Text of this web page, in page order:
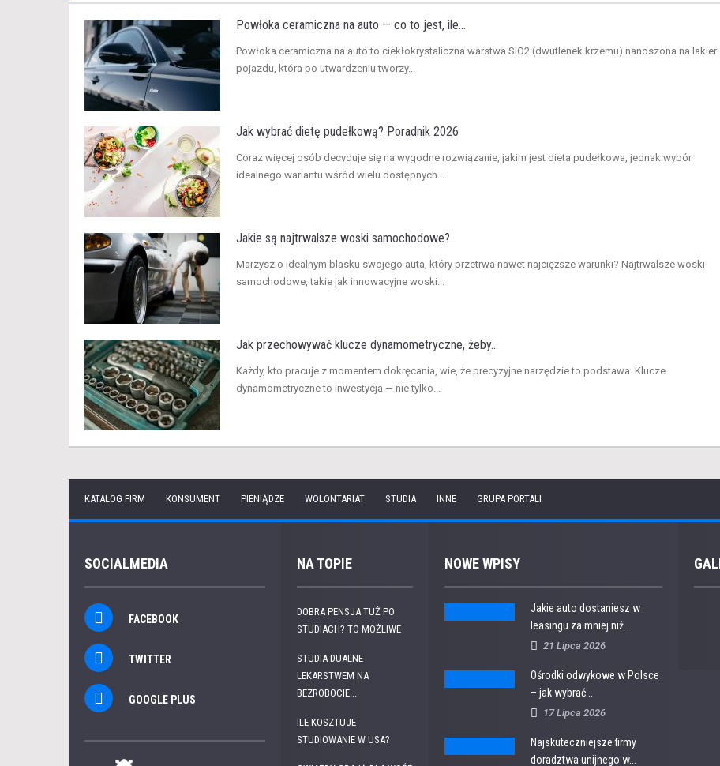
Powłoka ceramiczna na auto — co to jest, ile...
​Powłoka ceramiczna na auto to ciekłokrystaliczna warstwa SiO2 (dwutlenek krzemu) nanoszona na lakier
pojazdu, która po utwardzeniu tworzy...
Jak wybrać dietę pudełkową? Poradnik 2026
​Coraz więcej osób decyduje się na wygodne rozwiązanie, jakim jest dieta pudełkowa, jednak wybór
idealnego wariantu wśród wielu dostępnych...
Jakie są najtrwalsze woski samochodowe?
Marzysz o idealnym blasku swojego auta, który przetrwa nawet najcięższe warunki? Najtrwalsze woski
samochodowe, takie jak innowacyjne woski...
Jak przechowywać klucze dynamometryczne, żeby...
Każdy, kto pracuje z momentem dokręcania, wie, że precyzyjne narzędzie to podstawa. Klucze
dynamometryczne to inwestycja — nie tylko...
KATALOG FIRM KONSUMENT PIENIĄDZE WOLONTARIAT STUDIA INNE GRUPA PORTALI
SOCIALMEDIA
FACEBOOK
TWITTER
GOOGLE PLUS
NA TOPIE
DOBRA PENSJA TUŻ PO
STUDIACH? TO MOŻLIWE
STUDIA DUALNE
LEKARSTWEM NA
BEZROBOCIE...
ILE KOSZTUJE
STUDIOWANIE W USA?
NOWE WPISY
Jakie auto dostaniesz w
leasingu za mniej niż...
21 Lipca 2026
Ośrodki odwykowe w Polsce
– jak wybrać...
17 Lipca 2026
Najskuteczniejsze firmy
doradztwa unijnego w...